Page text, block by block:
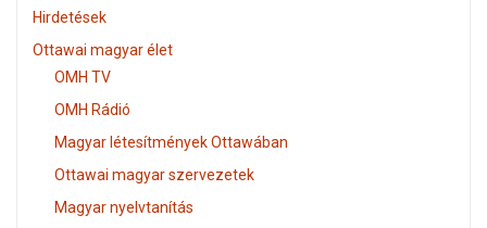
Hirdetések
Ottawai magyar élet
OMH TV
OMH Rádió
Magyar létesítmények Ottawában
Ottawai magyar szervezetek
Magyar nyelvtanítás